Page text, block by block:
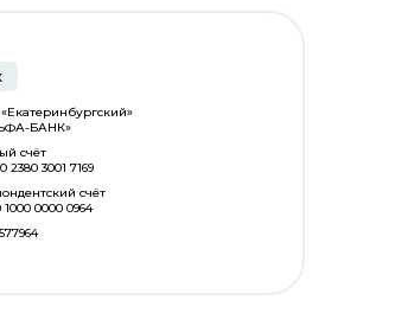
БАНК»
счёт
2380 3001 7169
счёт
1000 0000 0964